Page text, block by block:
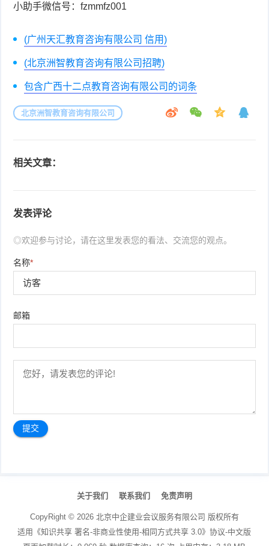
小助手微信号：fzmmfz001
(广州天汇教育咨询有限公司 信用)
(北京洲智教育咨询有限公司招聘)
包含广西十二点教育咨询有限公司的词条
北京洲智教育咨询有限公司
相关文章：
发表评论
◎欢迎参与讨论，请在这里发表您的看法、交流您的观点。
名称*
邮箱
关于我们 联系我们 免责声明
CopyRight © 2026 北京中企建业会议服务有限公司 版权所有
适用《知识共享 署名-非商业性使用-相同方式共享 3.0》协议-中文版